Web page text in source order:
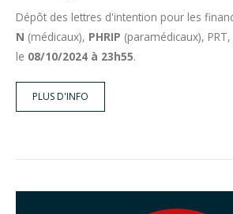
Dépôt des lettres d'intention pour les
N (médicaux), PHRIP (paramédicaux), PRT,
le 08/10/2024 à 23h55.
PLUS D'INFO